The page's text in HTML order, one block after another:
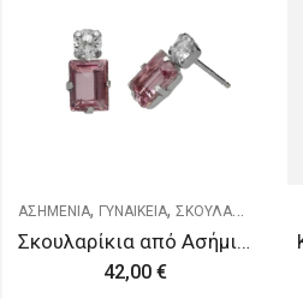
ΓΥΝΑΙΚΕΙΑ, ΣΚΟΥΛΑΡΙΚΙΑ
Κρεμαστά σκουλαρίκια
18,00€